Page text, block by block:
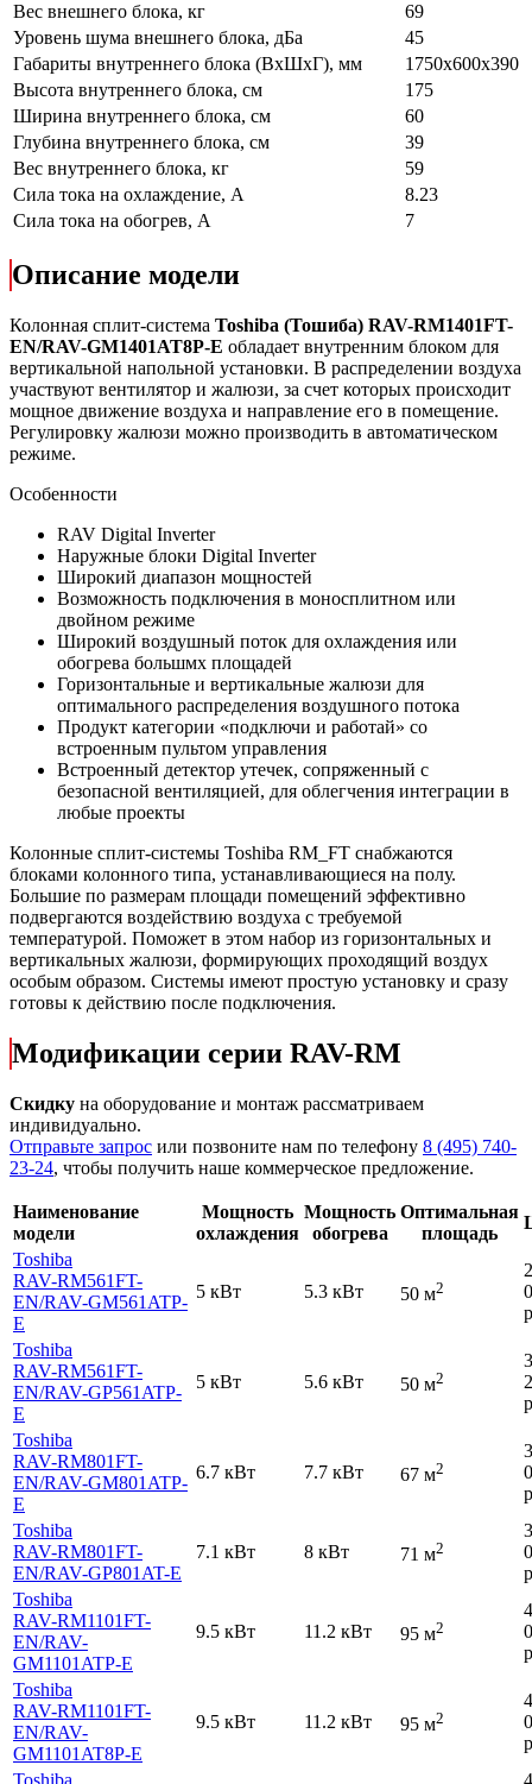
Вес внешнего блока, кг
69
Уровень шума внешнего блока, дБа
45
Габариты внутреннего блока (ВхШхГ), мм
1750x600x390
Высота внутреннего блока, см
175
Ширина внутреннего блока, см
60
Глубина внутреннего блока, см
39
Вес внутреннего блока, кг
59
Сила тока на охлаждение, А
8.23
Сила тока на обогрев, А
7
Описание модели
Колонная сплит-система Toshiba (Тошиба) RAV-RM1401FT-
EN/RAV-GM1401AT8P-E обладает внутренним блоком для
вертикальной напольной установки. В распределении воздуха
участвуют вентилятор и жалюзи, за счет которых происходит
мощное движение воздуха и направление его в помещение.
Регулировку жалюзи можно производить в автоматическом
режиме.
Особенности
RAV Digital Inverter
Наружные блоки Digital Inverter
Широкий диапазон мощностей
Возможность подключения в моносплитном или
двойном режиме
Широкий воздушный поток для охлаждения или
обогрева большмх площадей
Горизонтальные и вертикальные жалюзи для
оптимального распределения воздушного потока
Продукт категории «подключи и работай» со
встроенным пультом управления
Встроенный детектор утечек, сопряженный с
безопасной вентиляцией, для облегчения интеграции в
любые проекты
Колонные сплит-системы Toshiba RM_FT снабжаются
блоками колонного типа, устанавливающиеся на полу.
Большие по размерам площади помещений эффективно
подвергаются воздействию воздуха с требуемой
температурой. Поможет в этом набор из горизонтальных и
вертикальных жалюзи, формирующих проходящий воздух
особым образом. Системы имеют простую установку и сразу
готовы к действию после подключения.
Модификации серии RAV-RM
Скидку на оборудование и монтаж рассматриваем
индивидуально.
Отправьте запрос или позвоните нам по телефону 8 (495) 740-
23-24, чтобы получить наше коммерческое предложение.
Наименование
модели
Мощность
охлаждения
Мощность
обогрева
Оптимальная
площадь
Toshiba
RAV-RM561FT-
EN/RAV-GM561ATP-
E
5 кВт 5.3 кВт 50 м2
Toshiba
RAV-RM561FT-
EN/RAV-GP561ATP-
E
5 кВт 5.6 кВт 50 м2
Toshiba
RAV-RM801FT-
EN/RAV-GM801ATP-
E
6.7 кВт 7.7 кВт 67 м2
Toshiba
RAV-RM801FT-
EN/RAV-GP801AT-E
7.1 кВт 8 кВт 71 м2
Toshiba
RAV-RM1101FT-
EN/RAV-
GM1101ATP-E
9.5 кВт 11.2 кВт 95 м2
Toshiba
RAV-RM1101FT-
EN/RAV-
GM1101AT8P-E
9.5 кВт 11.2 кВт 95 м2
Toshiba